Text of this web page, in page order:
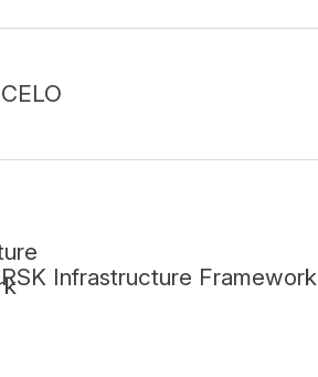
CELO
RSK Infrastructure Framework